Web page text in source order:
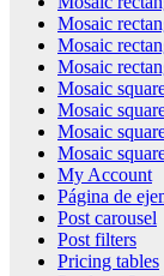
Mosaic
Mosaic
Mosaic
Mosaic
Mosaic
Mosaic
Mosaic
My Account
Página de
Post carousel
Post filters
Pricing tables